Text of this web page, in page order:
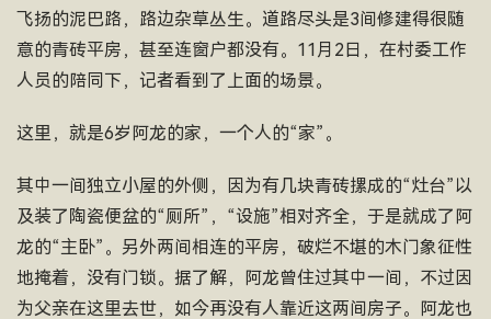
飞扬的泥巴路，路边杂草丛生。道路尽头是3间修建得很随
意的青砖平房，甚至连窗户都没有。11月2日，在村委工作
人员的陪同下，记者看到了上面的场景。
这里，就是6岁阿龙的家，一个人的“家”。
其中一间独立小屋的外侧，因为有几块青砖摞成的“灶台”以
及装了陶瓷便盆的“厕所”，“设施”相对齐全，于是就成了阿
龙的“主卧”。另外两间相连的平房，破烂不堪的木门象征性
地掩着，没有门锁。据了解，阿龙曾住过其中一间，不过因
为父亲在这里去世，如今再没有人靠近这两间房子。阿龙也